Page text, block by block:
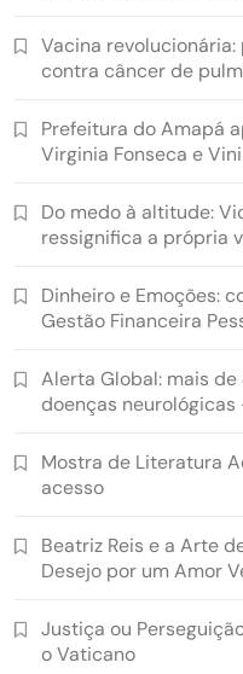
Vacina
contra câncer de
Prefeitura do Amapá
Virginia Fonseca e
Do medo à altitude:
ressignifica a própria
Dinheiro e Emoções:
Gestão Financeira
Alerta Global: mais
doenças
Mostra de Literatura
acesso
Beatriz Reis e a Arte
Desejo por um Amor
Justiça ou
o Vaticano